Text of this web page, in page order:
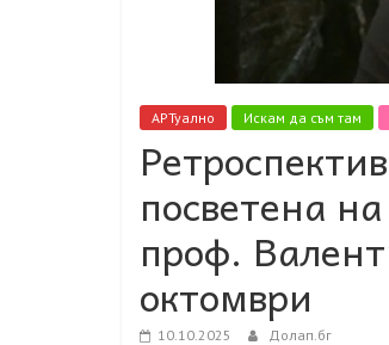
АРТуално Искам да съм там
посветена
проф.
октомври
10.10.2025 Долап.бг